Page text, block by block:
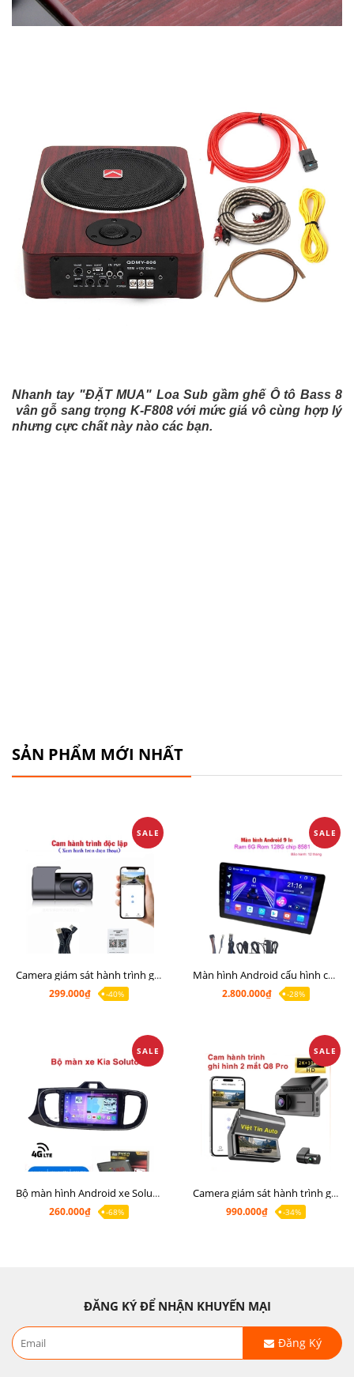
Nhanh tay "ĐẶT MUA" Loa Sub gầm ghế Ô tô Bass 8
vân gỗ sang trọng K-F808 với mức giá vô cùng hợp lý
nhưng cực chất này nào các bạn.
SẢN PHẨM MỚI NHẤT
SALE
Camera giám sát hành trình giá rẻ, cam hành trình cho màn Android, cam hành trình kết nối điện thoại
299.000₫
-40%
SALE
Màn hình Android cấu hình cao Ram 6G Rom 128G chip 8 nhân 8581
2.800.000₫
-28%
SALE
Bộ màn hình Android xe Soluto, mặt dưỡng lắp màn hình Soluto kèm rắc zin
260.000₫
-68%
SALE
Camera giám sát hành trình ghi hình 2 mắt Q8 Pro độ phân giải 2K +1080P
990.000₫
-34%
ĐĂNG KÝ ĐỂ NHẬN KHUYẾN MẠI
Đăng Ký